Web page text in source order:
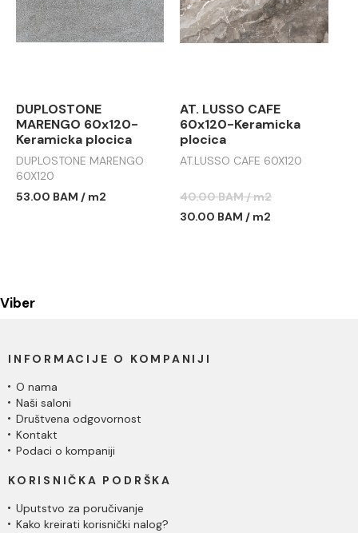
DUPLOSTONE
MARENGO 60x120-
Keramicka plocica
DUPLOSTONE MARENGO
60X120
53.00 BAM / m2
AT. LUSSO CAFE
60x120-Keramicka
plocica
AT.LUSSO CAFE 60X120
40.00 BAM / m2
30.00 BAM / m2
Viber
INFORMACIJE O KOMPANIJI
O nama
Naši saloni
Društvena odgovornost
Kontakt
Podaci o kompaniji
KORISNIČKA PODRŠKA
Uputstvo za poručivanje
Kako kreirati korisnički nalog?